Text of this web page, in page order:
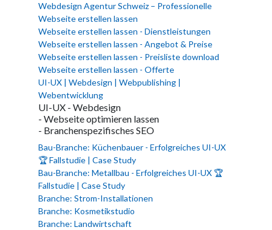
Webdesign Agentur Schweiz – Professionelle
Webseite erstellen lassen
Webseite erstellen lassen - Dienstleistungen
Webseite erstellen lassen - Angebot & Preise
Webseite erstellen lassen - Preisliste download
Webseite erstellen lassen - Offerte
UI-UX | Webdesign | Webpublishing |
Webentwicklung
UI-UX - Webdesign
- Webseite optimieren lassen
- Branchenspezifisches SEO
Bau-Branche: Küchenbauer - Erfolgreiches UI-UX
🏆 Fallstudie | Case Study
Bau-Branche: Metallbau - Erfolgreiches UI-UX 🏆
Fallstudie | Case Study
Branche: Strom-Installationen
Branche: Kosmetikstudio
Branche: Landwirtschaft